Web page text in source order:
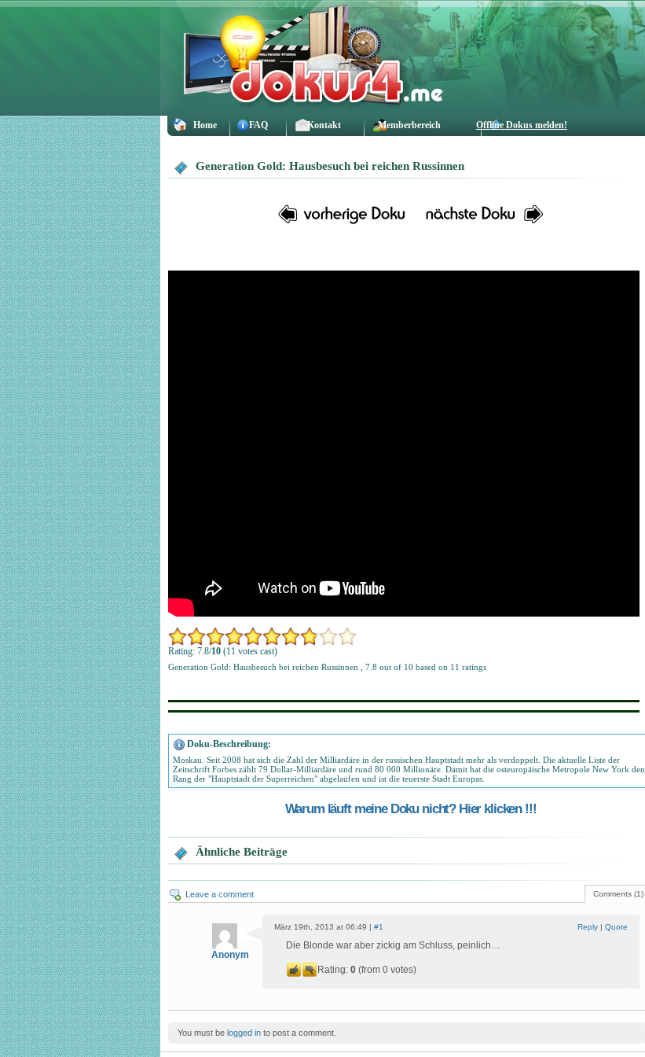
Home FAQ Kontakt Memberbereich Offline Dokus melden!
Generation Gold: Hausbesuch bei reichen Russinnen
Rating: 7.8/10 (11 votes cast)
Generation Gold: Hausbesuch bei reichen Russinnen 7.8 out of 10 based on 11 ratings
Doku-Beschreibung:
Moskau. Seit 2008 hat sich die Zahl der Milliardäre in der russischen Hauptstadt mehr als verdoppelt. Die aktuelle Liste der
Zeitschrift Forbes zählt 79 Dollar-Milliardäre und rund 80 000 Millionäre. Damit hat die osteuropäische Metropole New York den
Rang der "Hauptstadt der Superreichen" abgelaufen und ist die teuerste Stadt Europas.
Warum läuft meine Doku nicht? Hier klicken !!!
Ähnliche Beiträge
Comments (1)
Leave a comment
Anonym
März 19th, 2013 at 06:49 | #1 Reply | Quote
Die Blonde war aber zickig am Schluss, peinlich…
Rating: 0 (from 0 votes)
You must be logged in to post a comment.